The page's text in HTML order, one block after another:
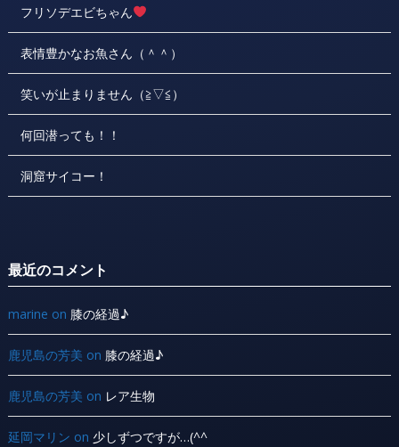
フリソデエビちゃん
表情豊かなお魚さん（＾＾）
笑いが止まりません（≧▽≦）
何回潜っても！！
洞窟サイコー！
最近のコメント
marine on 膝の経過♪
鹿児島の芳美 on 膝の経過♪
鹿児島の芳美 on レア生物
延岡マリン on 少しずつですが…(^^ ゞ